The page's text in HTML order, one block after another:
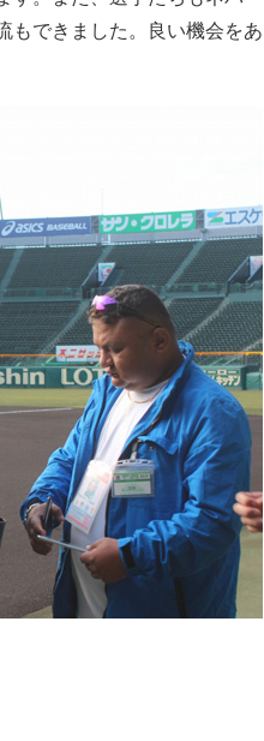
もできました。良い機会をあ